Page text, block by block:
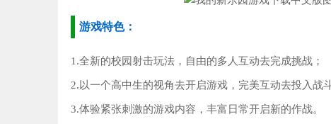
游戏特色：
1.全新的校园射击玩法，自由的多人互动去完成挑战；
2.以一个高中生的视角去开启游戏，完美互动去投入战
3.体验紧张刺激的游戏内容，丰富日常开启新的作战。